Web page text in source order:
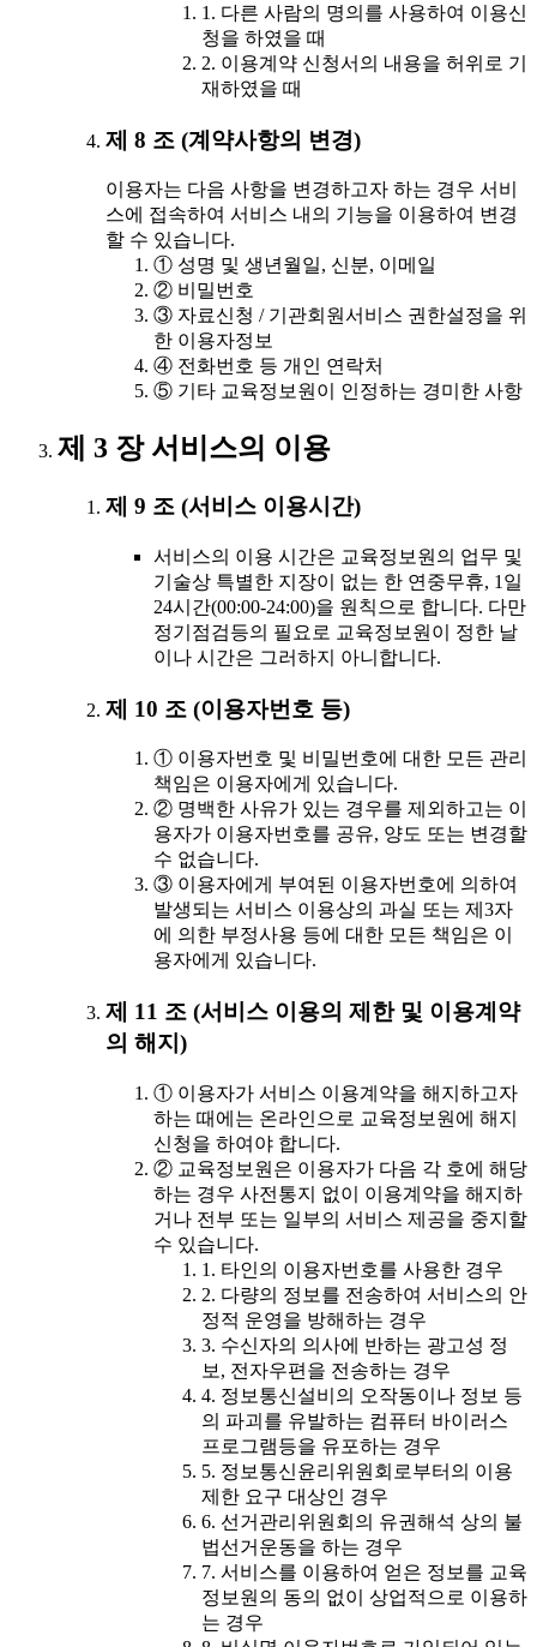
1. 다른 사람의 명의를 사용하여 이용신
청을 하였을 때
2. 이용계약 신청서의 내용을 허위로 기
재하였을 때
제 8 조 (계약사항의 변경)
이용자는 다음 사항을 변경하고자 하는 경우 서비
스에 접속하여 서비스 내의 기능을 이용하여 변경
할 수 있습니다.
① 성명 및 생년월일, 신분, 이메일
② 비밀번호
③ 자료신청 / 기관회원서비스 권한설정을 위
한 이용자정보
④ 전화번호 등 개인 연락처
⑤ 기타 교육정보원이 인정하는 경미한 사항
제 3 장 서비스의 이용
제 9 조 (서비스 이용시간)
서비스의 이용 시간은 교육정보원의 업무 및
기술상 특별한 지장이 없는 한 연중무휴, 1일
24시간(00:00-24:00)을 원칙으로 합니다. 다만
정기점검등의 필요로 교육정보원이 정한 날
이나 시간은 그러하지 아니합니다.
제 10 조 (이용자번호 등)
① 이용자번호 및 비밀번호에 대한 모든 관리
책임은 이용자에게 있습니다.
② 명백한 사유가 있는 경우를 제외하고는 이
용자가 이용자번호를 공유, 양도 또는 변경할
수 없습니다.
③ 이용자에게 부여된 이용자번호에 의하여
발생되는 서비스 이용상의 과실 또는 제3자
에 의한 부정사용 등에 대한 모든 책임은 이
용자에게 있습니다.
제 11 조 (서비스 이용의 제한 및 이용계약
의 해지)
① 이용자가 서비스 이용계약을 해지하고자
하는 때에는 온라인으로 교육정보원에 해지
신청을 하여야 합니다.
② 교육정보원은 이용자가 다음 각 호에 해당
하는 경우 사전통지 없이 이용계약을 해지하
거나 전부 또는 일부의 서비스 제공을 중지할
수 있습니다.
1. 타인의 이용자번호를 사용한 경우
2. 다량의 정보를 전송하여 서비스의 안
정적 운영을 방해하는 경우
3. 수신자의 의사에 반하는 광고성 정
보, 전자우편을 전송하는 경우
4. 정보통신설비의 오작동이나 정보 등
의 파괴를 유발하는 컴퓨터 바이러스
프로그램등을 유포하는 경우
5. 정보통신윤리위원회로부터의 이용
제한 요구 대상인 경우
6. 선거관리위원회의 유권해석 상의 불
법선거운동을 하는 경우
7. 서비스를 이용하여 얻은 정보를 교육
정보원의 동의 없이 상업적으로 이용하
는 경우